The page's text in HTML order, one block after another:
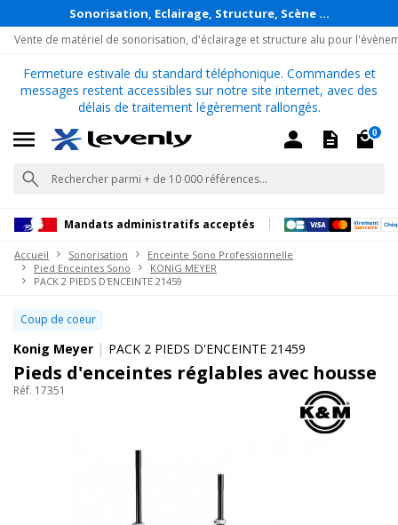
Sonorisation, Eclairage, Structure, Scène ...
Vente de matériel de sonorisation, d'éclairage et structure alu pour
Fermeture estivale du standard téléphonique. Commandes et
messages restent accessibles sur notre site internet, avec des
délais de traitement légèrement rallongés.
0
Mandats administratifs acceptés
Accueil Sonorisation
Enceinte Sono Professionnelle
Pied Enceintes Sono
KONIG MEYER
PACK 2 PIEDS D'ENCEINTE 21459
Coup de coeur
Konig Meyer | PACK 2 PIEDS D'ENCEINTE 21459
Pieds d'enceintes réglables avec housse
Réf. 17351